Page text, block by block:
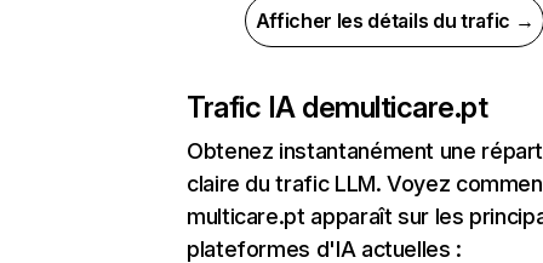
Afficher les détails du trafic →
Trafic IA demulticare.pt
Obtenez instantanément une
claire du trafic LLM. Voyez
multicare.pt apparaît sur les
plateformes d'IA actuelles :